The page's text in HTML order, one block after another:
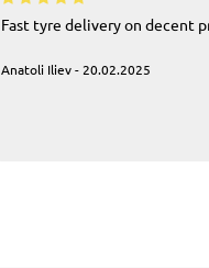
Fast tyre delivery on decent
Anatoli Iliev - 20.02.2025